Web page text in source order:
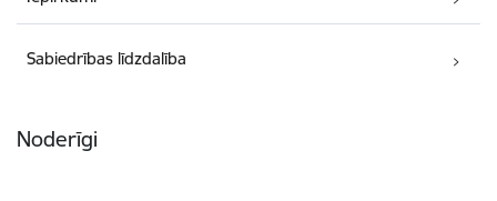
Sabiedrības līdzdalība
Noderīgi